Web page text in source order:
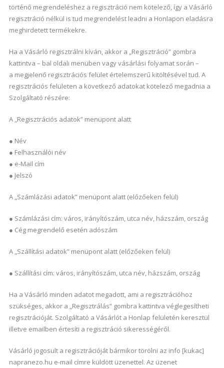
történő megrendeléshez a regisztráció nem kötelező, így a Vásárló
regisztráció nélkül is tud megrendelést leadni a Honlapon eladásra
meghirdetett termékekre.
Ha a Vásárló regisztrálni kíván, akkor a „Regisztráció” gombra
kattintva – bal oldali menüben vagy vásárlási folyamat során –
a megjelenő regisztrációs felület értelemszerű kitöltésével tud. A
regisztrációs felületen a következő adatokat kötelező megadnia a
Szolgáltató részére:
A „Regisztrációs adatok” menüpont alatt
● Név
● Felhasználói név
● e-Mail cím
● Jelszó
A „Számlázási adatok” menüpont alatt (előzőeken felül)
● Számlázási cím: város, irányítószám, utca név, házszám, ország
● Cég megrendelő esetén adószám
A „Szállítási adatok” menüpont alatt (előzőeken felül)
● Szállítási cím: város, irányítószám, utca név, házszám, ország
Ha a Vásárló minden adatot megadott, ami a regisztrációhoz
szükséges, akkor a „Regisztrálás” gombra kattintva véglegesítheti
regisztrációját. Szolgáltató a Vásárlót a Honlap felületén keresztül
illetve emailben értesíti a regisztráció sikerességéről.
Vásárló jogosult a regisztrációját bármikor törölni az info [kukac]
napranezo.hu e-mail címre küldött üzenettel. Az üzenet